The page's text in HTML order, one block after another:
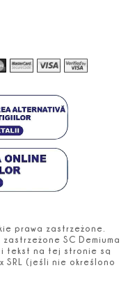
prawa zastrzeżone.
SC Demiuma
i tekst na tej stronie są
SRL (jeśli nie określono